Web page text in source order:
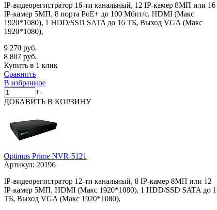
IP-видеорегистратор 16-ти канальный, 12 IP-камер 8МП или 16
IP-камер 5МП, 8 порта PoE+ до 100 Мбит/с, HDMI (Макс
1920*1080), 1 HDD/SSD SATA до 16 ТБ, Выход VGA (Макс
1920*1080),
9 270 руб.
8 807 руб.
Купить в 1 клик
Сравнить
В избранное
+-
ДОБАВИТЬ В КОРЗИНУ
Optimus Prime NVR-5121
Артикул: 20196
IP-видеорегистратор 12-ти канальный, 8 IP-камер 8МП или 12
IP-камер 5МП, HDMI (Макс 1920*1080), 1 HDD/SSD SATA до
ТБ, Выход VGA (Макс 1920*1080),